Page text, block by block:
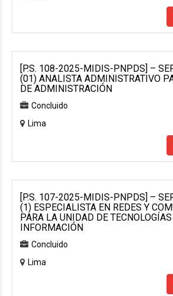
[P.S. 108-2025-MIDIS-PNPDS] –
(01) ANALISTA ADMINISTRATIVO
DE ADMINISTRACIÓN
Concluido
Lima
[P.S. 107-2025-MIDIS-PNPDS] –
(1) ESPECIALISTA EN REDES Y
PARA LA UNIDAD DE
INFORMACIÓN
Concluido
Lima